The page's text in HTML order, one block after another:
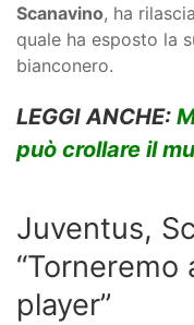
Scanavino, ha
quale ha esposto la
bianconero.
LEGGI ANCHE:
può crollare il
Juventus,
player”